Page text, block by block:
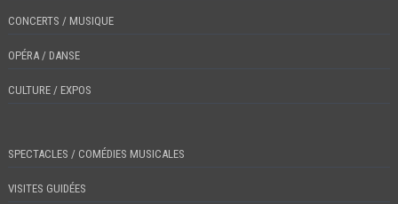
CONCERTS / MUSIQUE
OPÉRA / DANSE
CULTURE / EXPOS
SPECTACLES / COMÉDIES MUSICALES
VISITES GUIDÉES